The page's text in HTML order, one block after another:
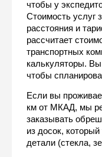
чтобы у
Стоимость услуг
расстояния и
рассчитает
транспортных
калькуляторы.
чтобы
Если вы
км от МКАД, мы
заказывать
из досок,
детали (стекла,